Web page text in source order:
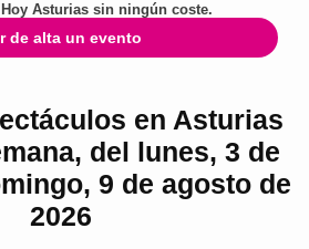
Hoy Asturiassin ningún coste.
de alta un evento
en Asturias
del lunes, 3 de
9 de agosto de
2026